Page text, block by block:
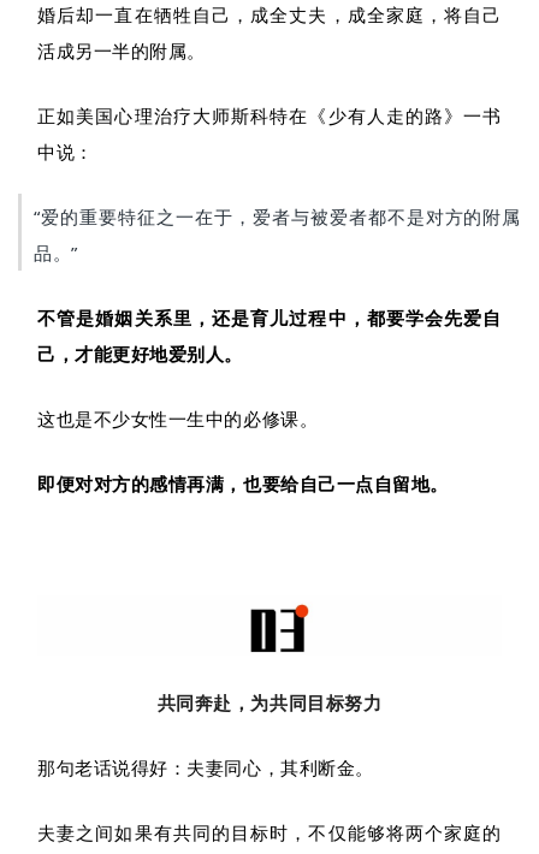
婚后却一直在牺牲自己，成全丈夫，成全家庭，将自己
活成另一半的附属。
正如美国心理治疗大师斯科特在《少有人走的路》一书
中说：
“爱的重要特征之一在于，爱者与被爱者都不是对方的附属
品。”
不管是婚姻关系里，还是育儿过程中，都要学会先爱自
己，才能更好地爱别人。
这也是不少女性一生中的必修课。
即便对对方的感情再满，也要给自己一点自留地。
共同奔赴，为共同目标努力
那句老话说得好：夫妻同心，其利断金。
夫妻之间如果有共同的目标时，不仅能够将两个家庭的